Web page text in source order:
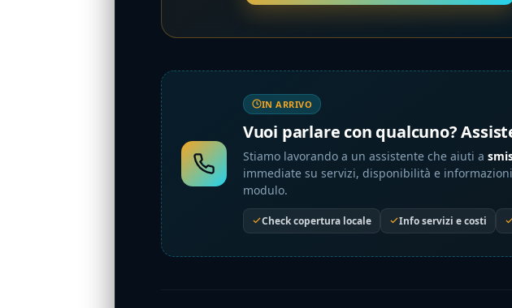
IN ARRIVO
Vuoi parlare con qualcuno?
Stiamo lavorando a un assistente che aiuti a
immediate su servizi, disponibilità e
modulo.
Check copertura locale Info servizi e costi